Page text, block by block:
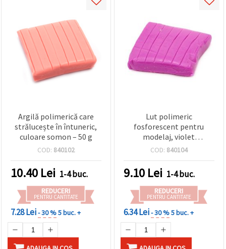
Argilă polimerică care
strălucește în întuneric,
culoare somon – 50 g
COD: 840102
10.40 Lei 1-4 buc.
REDUCERI
PENTRU CANTITATE
7.28 Lei- 30 %5 buc. +
Lut polimeric
fosforescent pentru
modelaj, violet
luminescent, 50 g
COD: 840104
9.10 Lei 1-4 buc.
REDUCERI
PENTRU CANTITATE
6.34 Lei- 30 %5 buc. +